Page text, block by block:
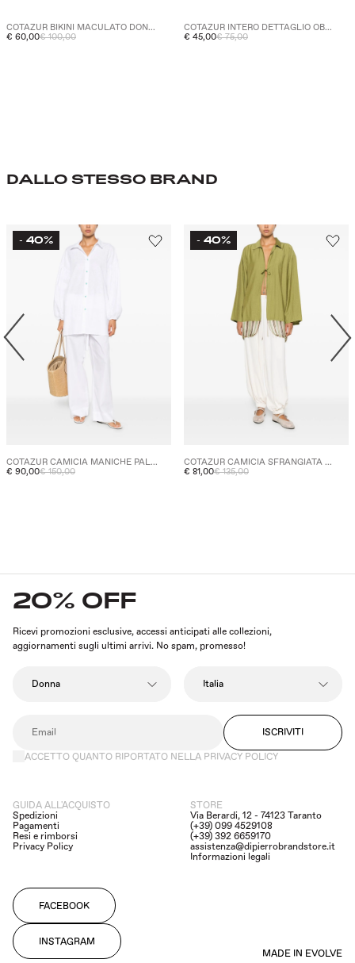
COTAZUR BIKINI MACULATO DON...
€ 60,00€ 100,00
COTAZUR INTERO DETTAGLIO OB...
€ 45,00€ 75,00
DALLO STESSO BRAND
- 40%
COTAZUR CAMICIA MANICHE PAL...
€ 90,00€ 150,00
- 40%
COTAZUR CAMICIA SFRANGIATA ...
€ 81,00€ 135,00
20% OFF
Ricevi promozioni esclusive, accessi anticipati alle collezioni,
aggiornamenti sugli ultimi arrivi. No spam, promesso!
ISCRIVITI
ACCETTO QUANTO RIPORTATO NELLA PRIVACY POLICY
GUIDA ALL'ACQUISTO
Spedizioni
Pagamenti
Resi e rimborsi
Privacy Policy
STORE
Via Berardi, 12 - 74123 Taranto
(+39) 099 4529108
(+39) 392 6659170
assistenza@dipierrobrandstore.it
Informazioni legali
FACEBOOK
INSTAGRAM
MADE IN EVOLVE